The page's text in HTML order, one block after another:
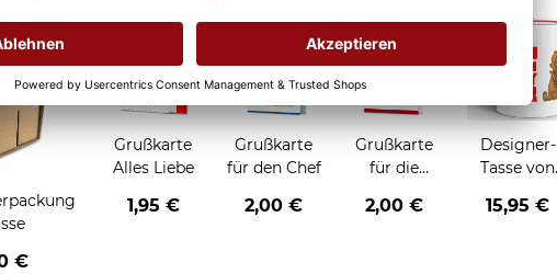
€
Grußkarte
Alles Liebe
1,95 €
Grußkarte
für den Chef
2,00 €
Grußkarte
für die
2,00 €
Designer-
Tasse von
Townsend
15,95 €